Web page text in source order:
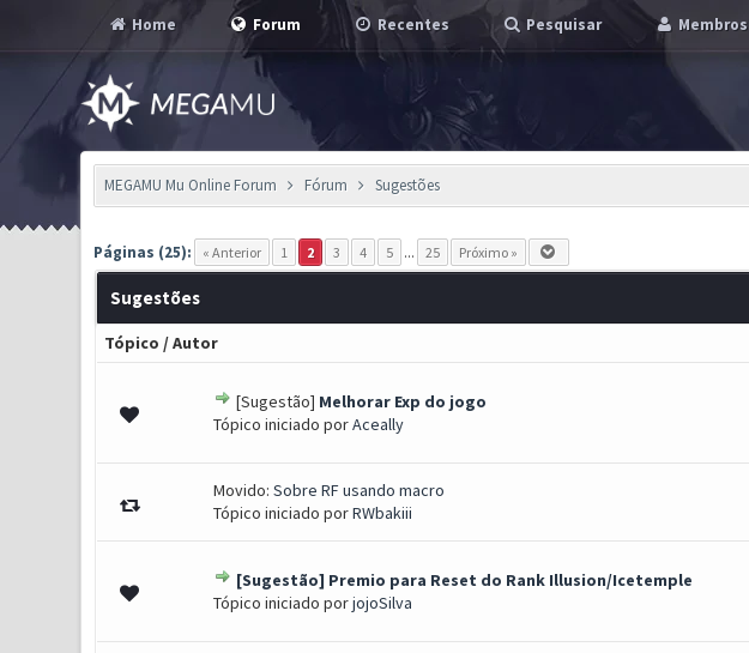
Home Forum Recentes Pesquisar Membros
MEGAMU Mu Online Forum Fórum Sugestões
Páginas (25): « Anterior 1 2 3 4 5 ... 25 Próximo »
Sugestões
Tópico /Autor
[Sugestão] Melhorar Exp do jogo
Tópico iniciado porAceally
0 Voto(s) - 0 de 5 em média
12 345
Movido: Sobre RF usando macro
Tópico iniciado porRWbakiii
[Sugestão] Premio para Reset do Rank Illusion/Icetemple
Tópico iniciado porjojoSilva
1 Voto(s) - 1 de 5 em média
12 3 45